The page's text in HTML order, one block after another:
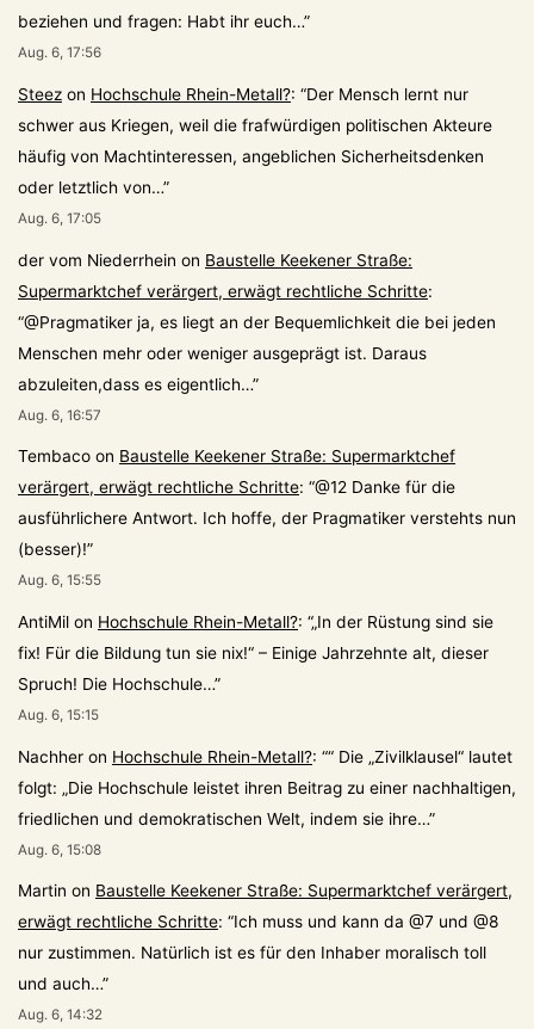
beziehen und fragen: Habt ihr euch…”
Aug. 6, 17:56
Steez on Hochschule Rhein-Metall?: “Der Mensch lernt nur
schwer aus Kriegen, weil die frafwürdigen politischen Akteure
häufig von Machtinteressen, angeblichen Sicherheitsdenken
oder letztlich von…”
Aug. 6, 17:05
der vom Niederrhein on Baustelle Keekener Straße:
Supermarktchef verärgert, erwägt rechtliche Schritte:
“@Pragmatiker ja, es liegt an der Bequemlichkeit die bei jeden
Menschen mehr oder weniger ausgeprägt ist. Daraus
abzuleiten,dass es eigentlich…”
Aug. 6, 16:57
Tembaco on Baustelle Keekener Straße: Supermarktchef
verärgert, erwägt rechtliche Schritte: “@12 Danke für die
ausführlichere Antwort. Ich hoffe, der Pragmatiker verstehts nun
(besser)!”
Aug. 6, 15:55
AntiMil on Hochschule Rhein-Metall?: “„In der Rüstung sind sie
fix! Für die Bildung tun sie nix!“ – Einige Jahrzehnte alt, dieser
Spruch! Die Hochschule…”
Aug. 6, 15:15
Nachher on Hochschule Rhein-Metall?: ““ Die „Zivilklausel“ lautet
folgt: „Die Hochschule leistet ihren Beitrag zu einer nachhaltigen,
friedlichen und demokratischen Welt, indem sie ihre…”
Aug. 6, 15:08
Martin on Baustelle Keekener Straße: Supermarktchef verärgert,
erwägt rechtliche Schritte: “Ich muss und kann da @7 und @8
nur zustimmen. Natürlich ist es für den Inhaber moralisch toll
und auch…”
Aug. 6, 14:32